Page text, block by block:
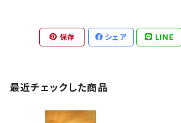
保存 シェア LINE
最近チェックした商品